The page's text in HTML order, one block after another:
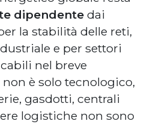
dipendente dai
la stabilità delle reti,
e per settori
nel breve
è solo tecnologico,
gasdotti, centrali
logistiche non sono